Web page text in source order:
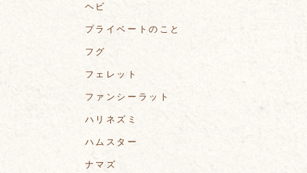
ヘビ
プライベートのこと
フグ
フェレット
ファンシーラット
ハリネズミ
ハムスター
ナマズ